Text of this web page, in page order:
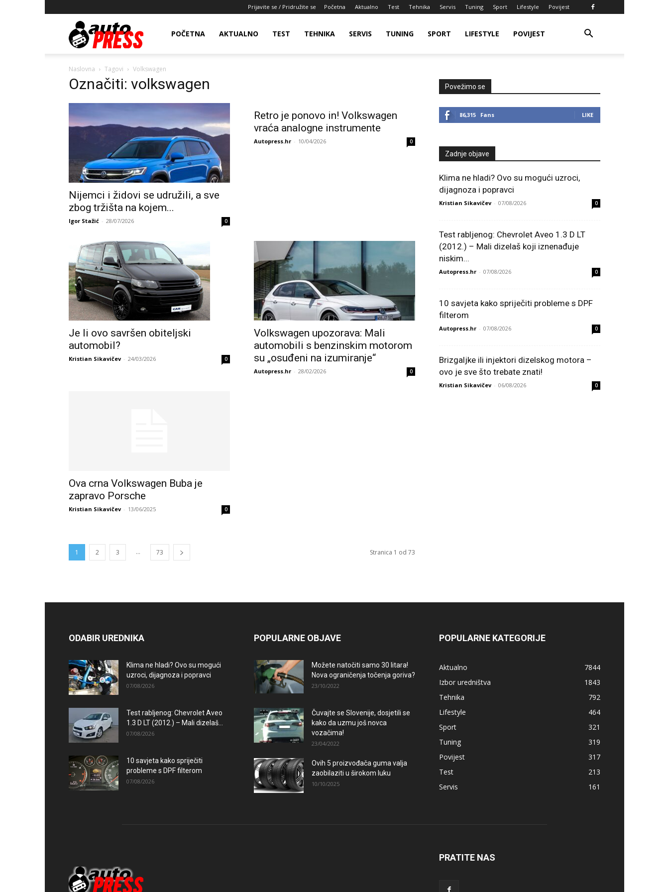
Prijavite se / Pridružite se Početna Aktualno Test Tehnika Servis Tuning Sport Lifestyle Povijest
AutopressHRPOČETNA AKTUALNO TEST TEHNIKA SERVIS TUNING SPORT LIFESTYLE POVIJEST
Naslovna Tagovi Volkswagen
Označiti: volkswagen
Nijemci i židovi se udružili, a sve
zbog tržišta na kojem...
Igor Stažić - 28/07/2026 0
Retro je ponovo in! Volkswagen
vraća analogne instrumente
Autopress.hr - 10/04/2026 0
Je li ovo savršen obiteljski
automobil?
Kristian Sikavičev - 24/03/2026 0
Volkswagen upozorava: Mali
automobili s benzinskim motorom
su „osuđeni na izumiranje“
Autopress.hr - 28/02/2026 0
Ova crna Volkswagen Buba je
zapravo Porsche
Kristian Sikavičev - 13/06/2025 0
1 2 3 ... 73 Stranica 1 od 73
Povežimo se
86,315 Fans LIKE
Zadnje objave
Klima ne hladi? Ovo su mogući uzroci,
dijagnoza i popravci
Kristian Sikavičev - 07/08/2026 0
Test rabljenog: Chevrolet Aveo 1.3 D LT
(2012.) – Mali dizelaš koji iznenađuje
niskim...
Autopress.hr - 07/08/2026 0
10 savjeta kako spriječiti probleme s DPF
filterom
Autopress.hr - 07/08/2026 0
Brizgaljke ili injektori dizelskog motora –
ovo je sve što trebate znati!
Kristian Sikavičev - 06/08/2026 0
ODABIR UREDNIKA
Klima ne hladi? Ovo su mogući
uzroci, dijagnoza i popravci
07/08/2026
Test rabljenog: Chevrolet Aveo
1.3 D LT (2012.) – Mali dizelaš...
07/08/2026
10 savjeta kako spriječiti
probleme s DPF filterom
07/08/2026
POPULARNE OBJAVE
Možete natočiti samo 30 litara!
Nova ograničenja točenja goriva?
23/10/2022
Čuvajte se Slovenije, dosjetili se
kako da uzmu još novca
vozačima!
23/04/2022
Ovih 5 proizvođača guma valja
zaobilaziti u širokom luku
10/10/2025
POPULARNE KATEGORIJE
Aktualno
7844
Izbor uredništva
1843
Tehnika
792
Lifestyle
464
Sport
321
Tuning
319
Povijest
317
Test
213
Servis
161
PRATITE NAS